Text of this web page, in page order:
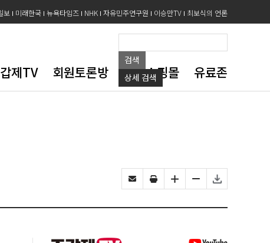
보 미래한국 뉴욕타임즈 NHK 자유민주연구원 이승만TV 최보식의 언론
검색
상세 검색
제TV 회원토론방 도서쇼핑몰 유료존